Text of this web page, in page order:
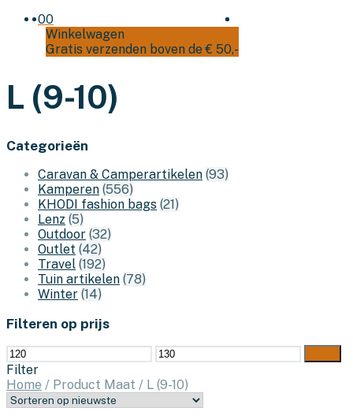
00
Winkelwagen
Gratis verzenden boven de € 50,-
L (9-10)
Categorieën
Caravan & Camperartikelen (93)
Kamperen (556)
KHODI fashion bags (21)
Lenz (5)
Outdoor (32)
Outlet (42)
Travel (192)
Tuin artikelen (78)
Winter (14)
Filteren op prijs
Min.
prijs
Max.
prijs
Filter
Home / Product Maat / L (9-10)